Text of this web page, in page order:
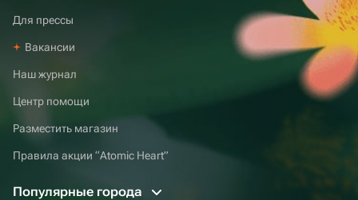
Для прессы
Вакансии
Наш журнал
Центр помощи
Разместить магазин
Правила акции “Atomic Heart”
Популярные города